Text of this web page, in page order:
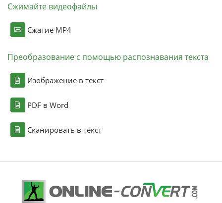
Сжимайте видеофайлы
Сжатие MP4
Преобразование с помощью распознавания текста
Изображение в текст
PDF в Word
Сканировать в текст